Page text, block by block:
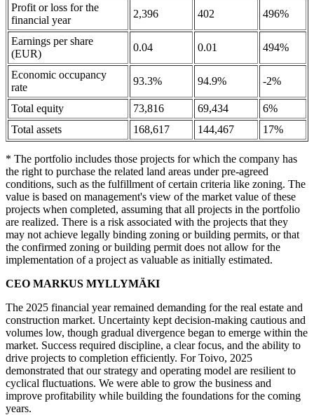
Profit or loss for the
financial year
2,396 402 496%
Earnings per share
(EUR)
0.04 0.01 494%
Economic occupancy
rate
93.3% 94.9% -2%
Total equity 73,816 69,434
6%
Total assets
168,617 144,467 17%
* The portfolio includes those projects for which the company has
the right to purchase the related land areas under pre-agreed
conditions, such as the fulfillment of certain criteria like zoning. The
value is based on management's view of the market value of these
projects when completed, assuming that all projects in the portfolio
are realized. There is a risk associated with the projects that they
may not achieve legally binding zoning or building permits, or that
the confirmed zoning or building permit does not allow for the
implementation of a project as valuable as initially estimated.
CEO MARKUS MYLLYMÄKI
The 2025 financial year remained demanding for the real estate and
construction market. Uncertainty kept decision-making cautious and
volumes low, though gradual divergence began to emerge within the
market. Success required discipline, a clear focus, and the ability to
drive projects to completion efficiently. For Toivo, 2025
demonstrated that our strategy and operating model are resilient to
cyclical fluctuations. We were able to grow the business and
improve profitability while building the foundations for the coming
years.